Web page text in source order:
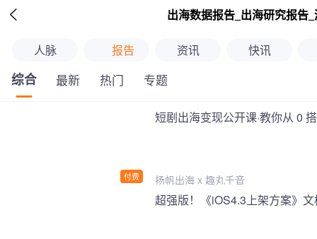
 出海数据报告_出海研究报告
人脉 报告 资讯 快讯
综合 最新 热门 专题
付费
短剧出海变现公开课·教你从 0
扬帆出海 x 趣丸千音